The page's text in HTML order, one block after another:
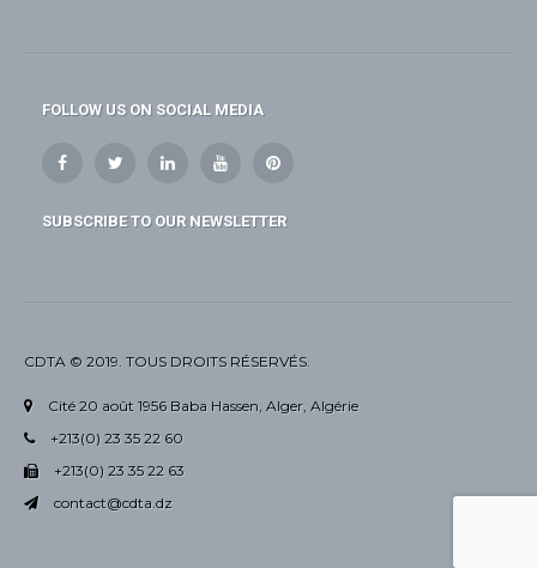
FOLLOW US ON SOCIAL MEDIA
SUBSCRIBE TO OUR NEWSLETTER
CDTA © 2019. TOUS DROITS RÉSERVÉS.
Cité 20 août 1956 Baba Hassen, Alger, Algérie
+213(0) 23 35 22 60
+213(0) 23 35 22 63
contact@cdta.dz